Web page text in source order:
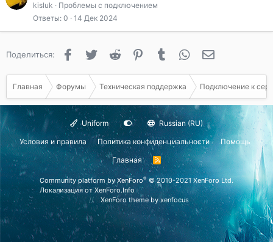
kisluk
Проблемы с подключением
Ответы 0 14 Дек 2024
Поделиться: FacebookTwitter Reddit PinterestTumblr WhatsApp
Главная Форумы Техническая поддержка Подключение к
Uniform
Russian (RU)
Условия и правила
Политика конфиденциальности
Помощь
Главная
R
S
S
Community platform by XenForo® © 2010-2021 XenForo Ltd.
Локализация отXenForo.Info
XenForo themeby xenfocus